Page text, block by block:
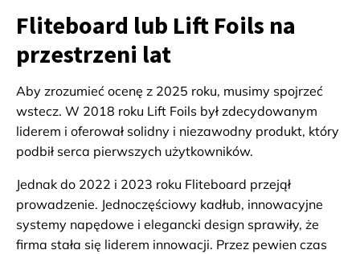
Fliteboard lub Lift Foils na
przestrzeni lat
Aby zrozumieć ocenę z 2025 roku, musimy spojrzeć
wstecz. W 2018 roku Lift Foils był zdecydowanym
liderem i oferował solidny i niezawodny produkt, który
podbił serca pierwszych użytkowników.
Jednak do 2022 i 2023 roku Fliteboard przejął
prowadzenie. Jednoczęściowy kadłub, innowacyjne
systemy napędowe i elegancki design sprawiły, że
firma stała się liderem innowacji. Przez pewien czas